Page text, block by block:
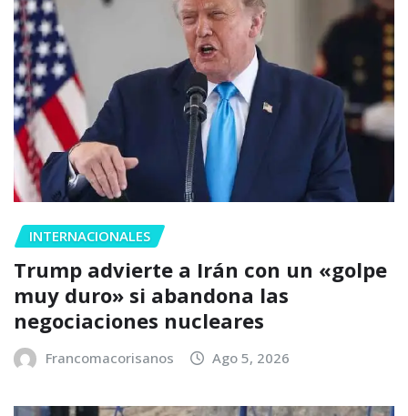
INTERNACIONALES
Trump advierte a Irán con un «golpe
muy duro» si abandona las
negociaciones nucleares
Francomacorisanos Ago 5, 2026